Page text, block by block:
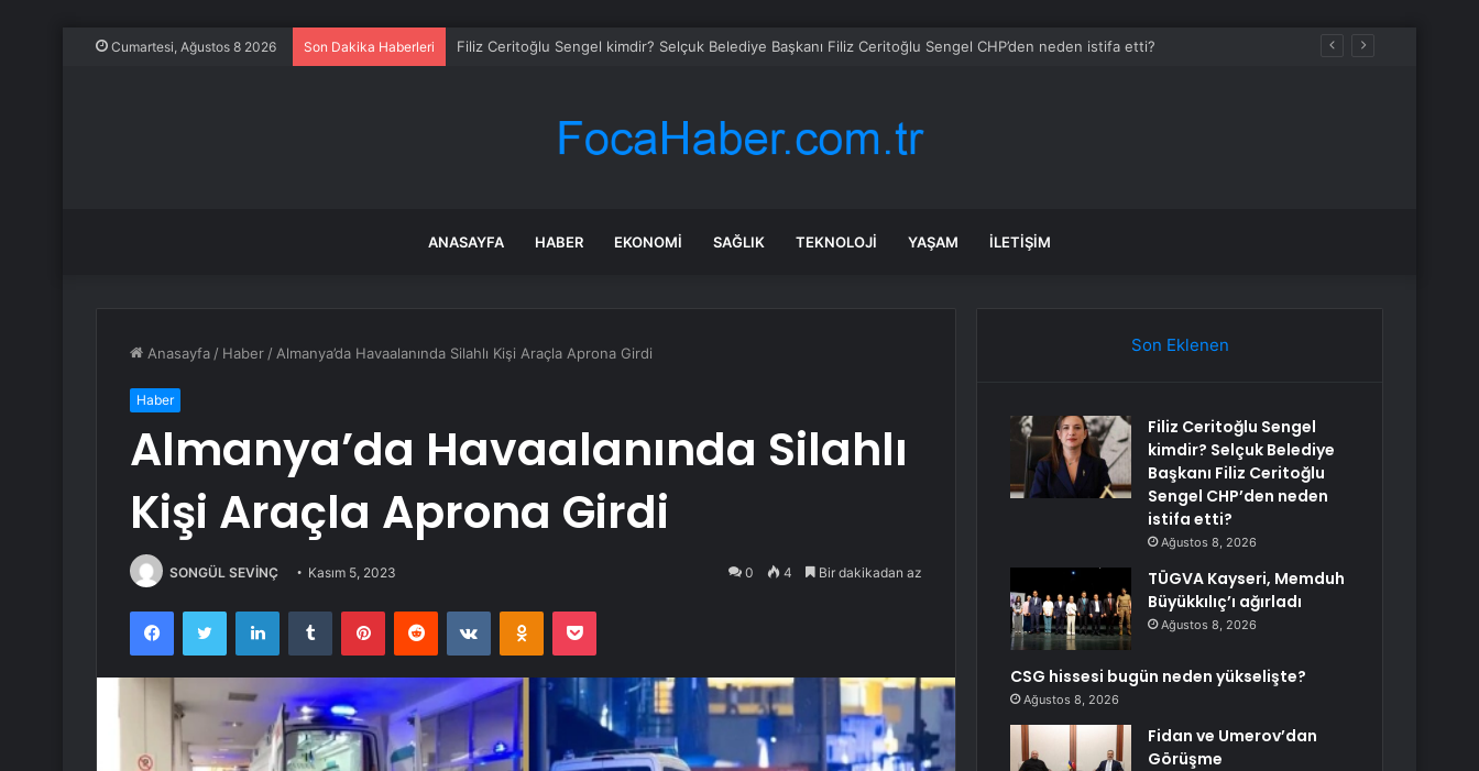
Cumartesi, Ağustos 8 2026 Son Dakika Haberleri TÜGVA Kayseri, Memduh Büyükkılıç’ı ağırladı
ANASAYFA HABER EKONOMI SAĞLIK TEKNOLOJI YAŞAM İLETIŞIM
Anasayfa / Haber / Almanya’da Havaalanında Silahlı Kişi Araçla Aprona Girdi
Haber
Almanya’da Havaalanında Silahlı
Kişi Araçla Aprona Girdi
SONGÜL SEVİNÇ Kasım 5, 2023 0 4 Bir dakikadan az
FacebookTwitter LinkedInTumblr PinterestReddit VKontakteOdnoklassniki
Pocket
Son Eklenen
Filiz Ceritoğlu Sengel
kimdir? Selçuk Belediye
Başkanı Filiz Ceritoğlu
Sengel CHP’den neden
istifa etti?
Ağustos 8, 2026
TÜGVA Kayseri, Memduh
Büyükkılıç’ı ağırladı
Ağustos 8, 2026
CSG hissesi bugün neden yükselişte?
Ağustos 8, 2026
Fidan ve Umerov’dan
Görüşme